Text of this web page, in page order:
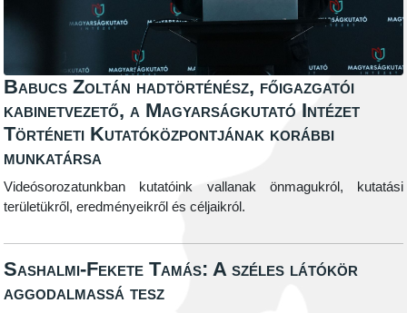
Babucs Zoltán hadtörténész, főigazgatói
kabinetvezető, a Magyarságkutató Intézet
Történeti Kutatóközpontjának korábbi
munkatársa
Videósorozatunkban kutatóink vallanak önmagukról, kutatási
területükről, eredményeikről és céljaikról.
Sashalmi-Fekete Tamás: A széles látókör
aggodalmassá tesz